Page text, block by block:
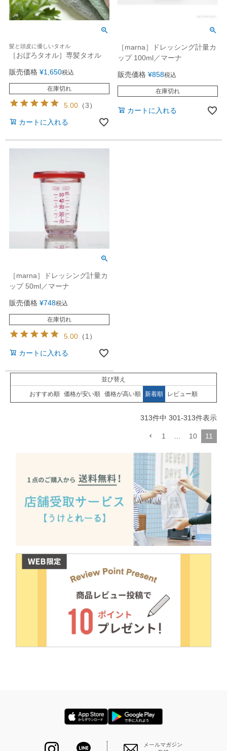
髪と頭皮に優しいタオル
［おぼろタオル］専髪タオル
販売価格 ¥1,650税込
在庫切れ
5.00 （3）
カートに入れる
［marna］ドレッシング計量カ
ップ 100ml／マーナ
販売価格 ¥858税込
在庫切れ
カートに入れる
［marna］ドレッシング計量カ
ップ 50ml／マーナ
販売価格 ¥748税込
在庫切れ
5.00 （1 ）
カートに入れる
並び替え
おすすめ順 価格が安い順 価格が高い順 新着順 レビュー順
313件中 301-313件表示
1 10 11
メールマガジン